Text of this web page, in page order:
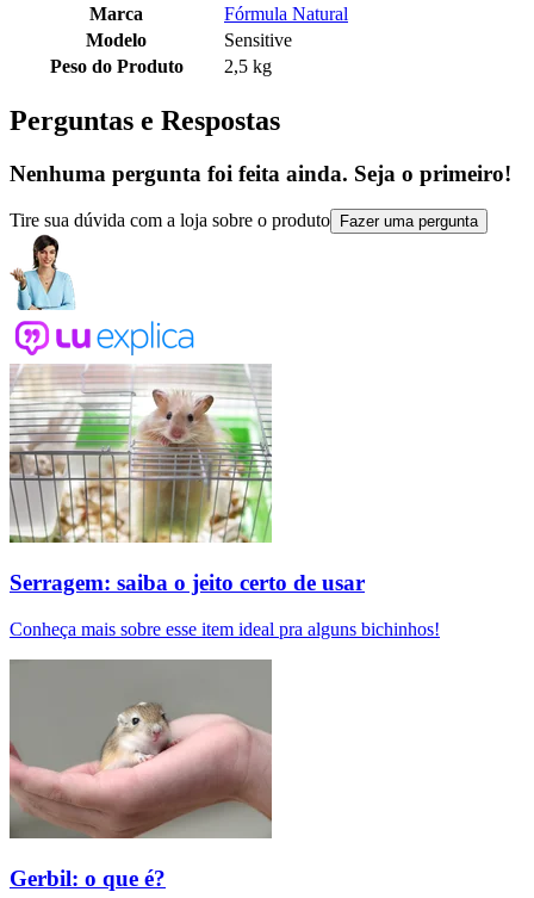
Marca
Fórmula Natural
Modelo
Sensitive
Peso do Produto
2,5 kg
Perguntas e Respostas
Nenhuma pergunta foi feita ainda. Seja o primeiro!
Tire sua dúvida com a loja sobre o produto Fazer uma pergunta
Serragem: saiba o jeito certo de usar
Conheça mais sobre esse item ideal pra alguns bichinhos!
Gerbil: o que é?